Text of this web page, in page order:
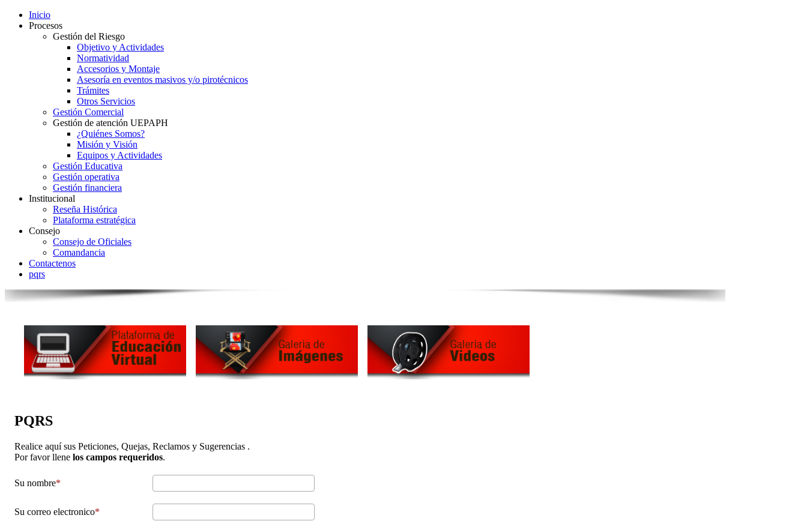
Inicio
Procesos
Gestión del Riesgo
Objetivo y Actividades
Normatividad
Accesorios y Montaje
Asesoría en eventos masivos y/o pirotécnicos
Trámites
Otros Servicios
Gestión Comercial
Gestión de atención UEPAPH
¿Quiénes Somos?
Misión y Visión
Equipos y Actividades
Gestión Educativa
Gestión operativa
Gestión financiera
Institucional
Reseña Histórica
Plataforma estratégica
Consejo
Consejo de Oficiales
Comandancia
Contactenos
pqrs
PQRS
Realice aquí sus Peticiones, Quejas, Reclamos y Sugerencias .
Por favor llene los campos requeridos.
Su nombre
Su correo electronico